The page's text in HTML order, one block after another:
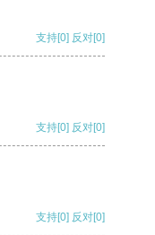
支持[0] 反对[0]
支持[0] 反对[0]
支持[0] 反对[0]